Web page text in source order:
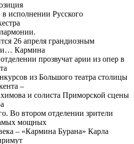
исполнении Русского
26 апреля грандиозным
и… Кармина
прозвучат арии из опер в
из Большого театра столицы
–
и солиста Приморской сцены
Во втором отделении зрители
мощных
– «Кармина Бурана» Карла